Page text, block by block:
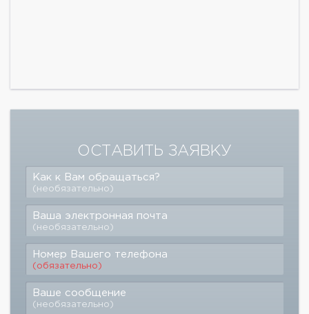
ОСТАВИТЬ ЗАЯВКУ
Как к Вам обращаться?
(необязательно)
Ваша электронная почта
(необязательно)
Номер Вашего телефона
(обязательно)
Ваше сообщение
(необязательно)